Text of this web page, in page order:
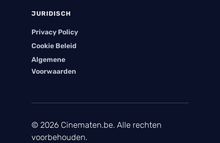
JURIDISCH
Privacy Policy
Cookie Beleid
Algemene
Voorwaarden
© 2026 Cinematen.be. Alle rechten
voorbehouden.